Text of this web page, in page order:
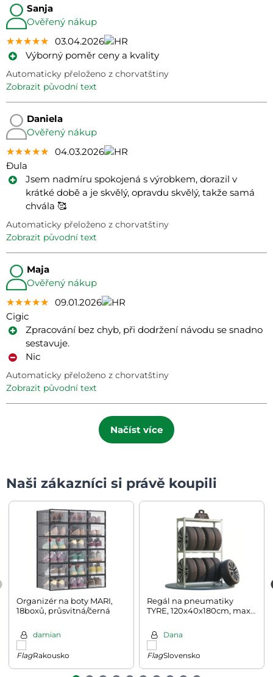
Sanja
Ověřený nákup
★★★★★
★★★★★
★★★★★ 03.04.2026
Výborný poměr ceny a kvality
Automaticky přeloženo z chorvatštiny
zobrazit původní text
Daniela
Ověřený nákup
★★★★★
★★★★★
★★★★★ 04.03.2026
Đula
Jsem nadmíru spokojená s výrobkem, dorazil v
krátké době a je skvělý, opravdu skvělý, takže samá
chvála 🥰
Automaticky přeloženo z chorvatštiny
zobrazit původní text
Maja
Ověřený nákup
★★★★★
★★★★★
★★★★★ 09.01.2026
Cigic
Zpracování bez chyb, při dodržení návodu se snadno
sestavuje.
Nic
Automaticky přeloženo z chorvatštiny
zobrazit původní text
Načíst více
Naši zákazníci si právě koupili
Organizér na boty MARI,
18boxů, průsvitná/černá
damian
Rakousko
Regál na pneumatiky
TYRE, 120x40x180cm, max.
hnědáDana
Slovensko